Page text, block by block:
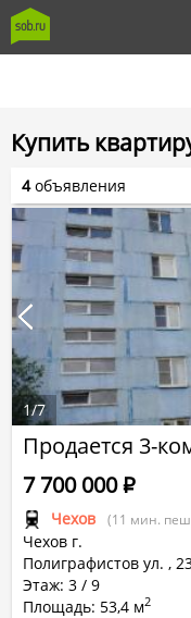
Купить
Продается 3-
Чехов (11 мин.
Чехов г.
Полиграфистов ул. ,
Этаж: 3 / 9
Площадь: 53,4 м2
7 700 000Р
1/7
4объявления